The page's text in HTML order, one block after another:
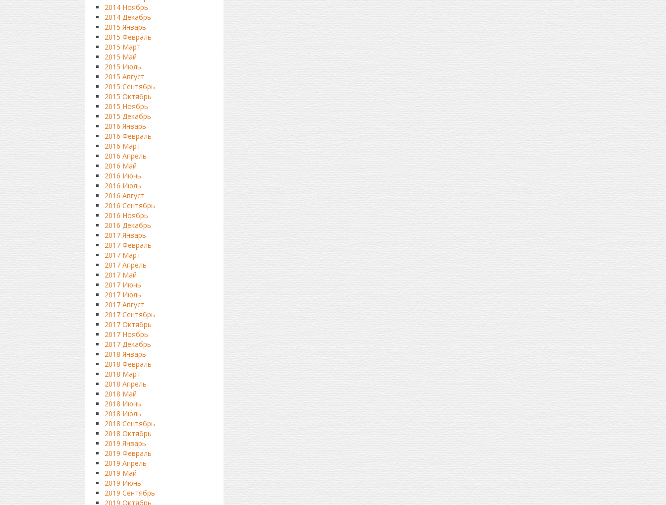
2014 Ноябрь
2014 Декабрь
2015 Январь
2015 Февраль
2015 Март
2015 Май
2015 Июль
2015 Август
2015 Сентябрь
2015 Октябрь
2015 Ноябрь
2015 Декабрь
2016 Январь
2016 Февраль
2016 Март
2016 Апрель
2016 Май
2016 Июнь
2016 Июль
2016 Август
2016 Сентябрь
2016 Ноябрь
2016 Декабрь
2017 Январь
2017 Февраль
2017 Март
2017 Апрель
2017 Май
2017 Июнь
2017 Июль
2017 Август
2017 Сентябрь
2017 Октябрь
2017 Ноябрь
2017 Декабрь
2018 Январь
2018 Февраль
2018 Март
2018 Апрель
2018 Май
2018 Июнь
2018 Июль
2018 Сентябрь
2018 Октябрь
2019 Январь
2019 Февраль
2019 Апрель
2019 Май
2019 Июнь
2019 Сентябрь
2019 Октябрь